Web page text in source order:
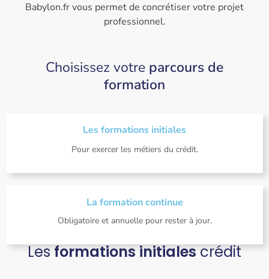
Babylon.fr vous permet de concrétiser votre projet
professionnel.
Choisissez votre parcours de
formation
Les formations initiales
Pour exercer les métiers du crédit.
La formation continue
Obligatoire et annuelle pour rester à jour.
Lesformations initialescrédit